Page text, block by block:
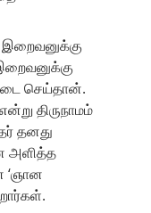
இறைவனுக்கு
செய்தான்.
திருநாமம்
தனது
அளித்த